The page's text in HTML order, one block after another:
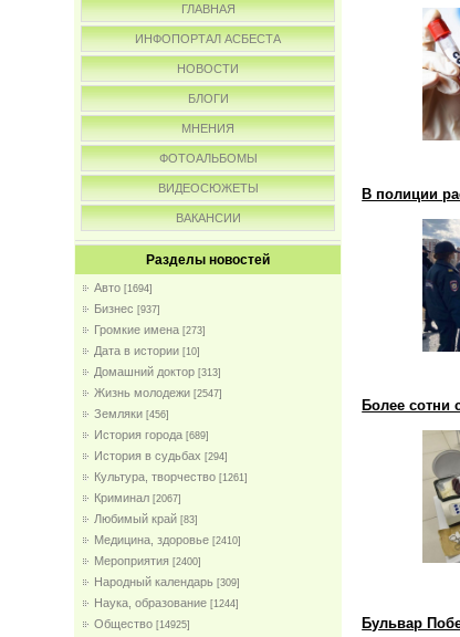
ГЛАВНАЯ
ИНФОПОРТАЛ АСБЕСТА
НОВОСТИ
БЛОГИ
МНЕНИЯ
ФОТОАЛЬБОМЫ
ВИДЕОСЮЖЕТЫ
ВАКАНСИИ
Разделы новостей
Авто [1694]
Бизнес [937]
Громкие имена [273]
Дата в истории [10]
Домашний доктор [313]
Жизнь молодежи [2547]
Земляки [456]
История города [689]
История в судьбах [294]
Культура, творчество [1261]
Криминал [2067]
Любимый край [83]
Медицина, здоровье [2410]
Мероприятия [2400]
Народный календарь [309]
Наука, образование [1244]
Общество [14925]
В полиции
Более сотни
Бульвар